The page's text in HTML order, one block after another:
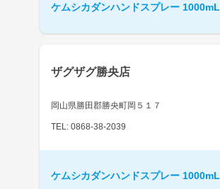
ケムシカダンハンドスプレー 1000mL
ザグザグ勝央店
岡山県勝田郡勝央町岡５１７
TEL: 0868-38-2039
ケムシカダンハンドスプレー 1000mL